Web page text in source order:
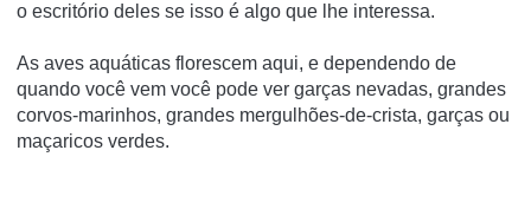
o escritório deles se isso é algo que lhe interessa.
As aves aquáticas florescem aqui, e dependendo de
quando você vem você pode ver garças nevadas, grandes
corvos-marinhos, grandes mergulhões-de-crista, garças ou
maçaricos verdes.